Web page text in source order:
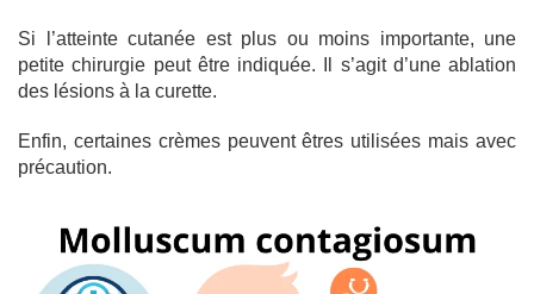
Si l’atteinte cutanée est plus ou moins importante, une
petite chirurgie peut être indiquée. Il s’agit d’une ablation
des lésions à la curette.
Enfin, certaines crèmes peuvent êtres utilisées mais avec
précaution.